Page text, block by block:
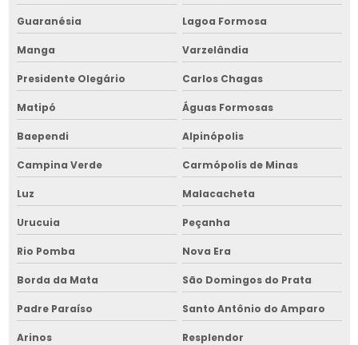
Picador de cavaco de madeira na bahia
Picador de cavaco para trator
Picador de cavaco para trator na bahia
Picador de cavaco à venda
Picador de cavaco à venda na bahia
Picador de lenha
Picador de lenha cavaco
Picador de lenha cavaco na bahia
Picador de lenha elétrico
Picador de lenha elétrico na bahia
Guaranésia Lagoa Formosa
Manga Varzelândia
Presidente Olegário Carlos Chagas
Matipó Águas Formosas
Baependi Alpinópolis
Campina Verde Carmópolis de Minas
Luz Malacacheta
Urucuia Peçanha
Rio Pomba Nova Era
Borda da Mata São Domingos do Prata
Padre Paraíso Santo Antônio do Amparo
Arinos Resplendor